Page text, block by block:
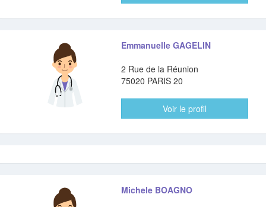
Emmanuelle GAGELIN
2 Rue de la Réunion
75020 PARIS 20
Voir le profil
Michele BOAGNO